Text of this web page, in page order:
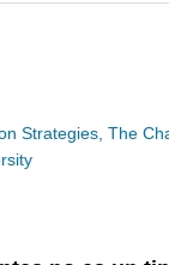
Strategies, The